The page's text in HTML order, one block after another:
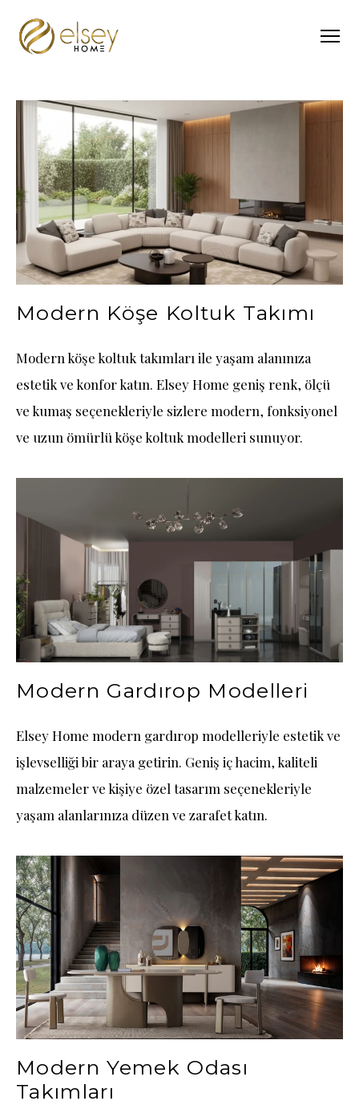
Modern Köşe Koltuk Takımı
Modern köşe koltuk takımları ile yaşam alanınıza
estetik ve konfor katın. Elsey Home geniş renk, ölçü
ve kumaş seçenekleriyle sizlere modern, fonksiyonel
ve uzun ömürlü köşe koltuk modelleri sunuyor.
Modern Gardırop Modelleri
Elsey Home modern gardırop modelleriyle estetik ve
işlevselliği bir araya getirin. Geniş iç hacim, kaliteli
malzemeler ve kişiye özel tasarım seçenekleriyle
yaşam alanlarınıza düzen ve zarafet katın.
Modern Yemek Odası
Takımları